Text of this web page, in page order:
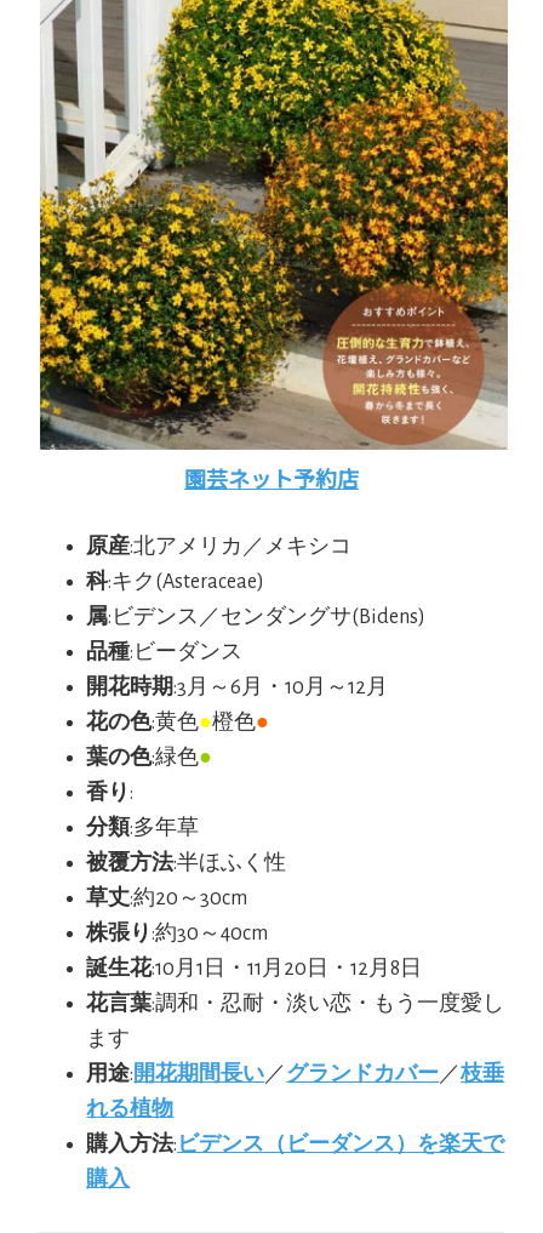
園芸ネット予約店
原産:北アメリカ／メキシコ
科:キク(Asteraceae)
属:ビデンス／センダングサ(Bidens)
品種:ビーダンス
開花時期:3月～6月・10月～12月
花の色:黄色●橙色●
葉の色:緑色●
香り:
分類:多年草
被覆方法:半ほふく性
草丈:約20～30cm
株張り:約30～40cm
誕生花:10月1日・11月20日・12月8日
花言葉:調和・忍耐・淡い恋・もう一度愛し
ます
用途: 開花期間長い／ グランドカバー／枝垂
れる植物
購入方法: ビデンス（ビーダンス）を楽天で
購入